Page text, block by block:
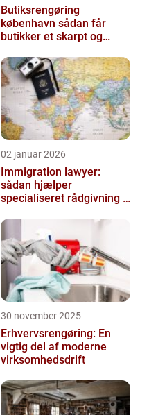
Butiksrengøring
københavn sådan får
butikker et skarpt og
02 januar 2026
Immigration lawyer:
sådan hjælper
specialiseret rådgivning i
30 november 2025
Erhvervsrengøring: En
vigtig del af moderne
virksomhedsdrift